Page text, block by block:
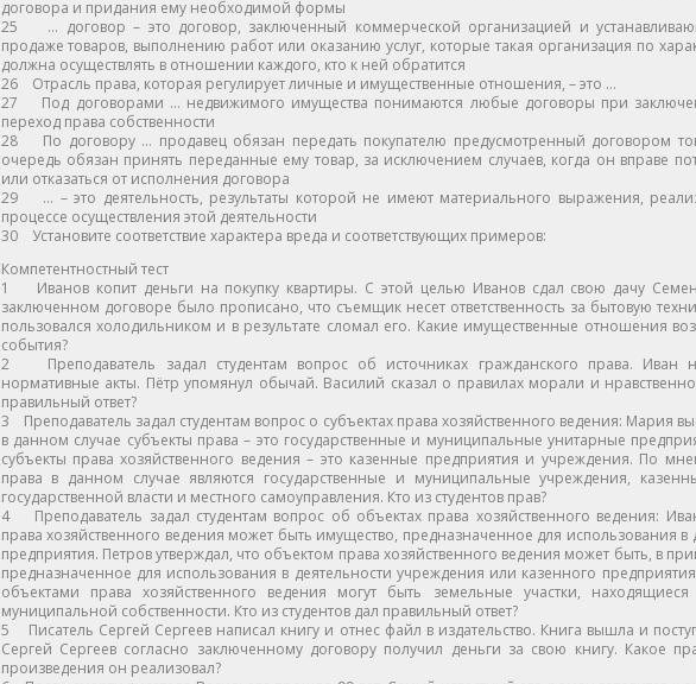
договора и придания ему необходимой формы
25 … договор – это договор, заключенный коммерческой организацией и
продаже товаров, выполнению работ или оказанию услуг, которые такая организация по
должна осуществлять в отношении каждого, кто к ней обратится
26 Отрасль права, которая регулирует личные и имущественные отношения, – это …
27 Под договорами … недвижимого имущества понимаются любые договоры при
переход права собственности
28 По договору … продавец обязан передать покупателю предусмотренный договором
очередь обязан принять переданные ему товар, за исключением случаев, когда он вправе
или отказаться от исполнения договора
29 … – это деятельность, результаты которой не имеют материального выражения,
процессе осуществления этой деятельности
30 Установите соответствие характера вреда и соответствующих примеров:
Компетентностный тест
1 Иванов копит деньги на покупку квартиры. С этой целью Иванов сдал свою дачу
заключенном договоре было прописано, что съемщик несет ответственность за бытовую
пользовался холодильником и в результате сломал его. Какие имущественные отношения
события?
2 Преподаватель задал студентам вопрос об источниках гражданского права. Иван
нормативные акты. Пётр упомянул обычай. Василий сказал о правилах морали и
правильный ответ?
3 Преподаватель задал студентам вопрос о субъектах права хозяйственного ведения: Мария
в данном случае субъекты права – это государственные и муниципальные унитарные
субъекты права хозяйственного ведения – это казенные предприятия и учреждения. По
права в данном случае являются государственные и муниципальные учреждения,
государственной власти и местного самоуправления. Кто из студентов прав?
4 Преподаватель задал студентам вопрос об объектах права хозяйственного ведения:
права хозяйственного ведения может быть имущество, предназначенное для использования в
предприятия. Петров утверждал, что объектом права хозяйственного ведения может быть, в
предназначенное для использования в деятельности учреждения или казенного
объектами права хозяйственного ведения могут быть земельные участки,
муниципальной собственности. Кто из студентов дал правильный ответ?
5 Писатель Сергей Сергеев написал книгу и отнес файл в издательство. Книга вышла и
Сергей Сергеев согласно заключенному договору получил деньги за свою книгу. Какое
произведения он реализовал?